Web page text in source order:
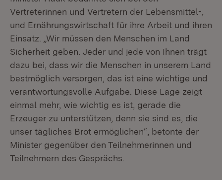
Vertreterinnen und Vertretern der Lebensmittel-,
und Ernährungswirtschaft für ihre Arbeit und ihren
Einsatz. „Wir müssen den Menschen im Land
Sicherheit geben. Jeder und jede von Ihnen trägt
dazu bei, dass wir die Menschen in unserem Land
bestmöglich versorgen, das ist eine wichtige und
verantwortungsvolle Aufgabe. Diese Lage zeigt
einmal mehr, wie wichtig es ist, gerade die
Erzeuger zu unterstützen, denn sie sind es, die
unser tägliches Brot ermöglichen“, betonte der
Minister gegenüber den Teilnehmerinnen und
Teilnehmern des Gesprächs.